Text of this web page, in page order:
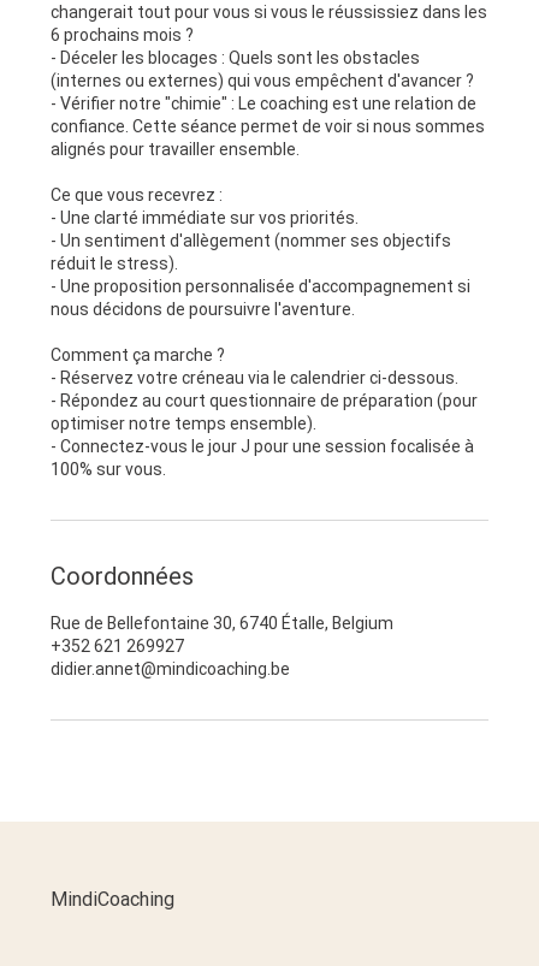
changerait tout pour vous si vous le réussissiez dans les
6 prochains mois ?
- Déceler les blocages : Quels sont les obstacles
(internes ou externes) qui vous empêchent d'avancer ?
- Vérifier notre "chimie" : Le coaching est une relation de
confiance. Cette séance permet de voir si nous sommes
alignés pour travailler ensemble.
Ce que vous recevrez :
- Une clarté immédiate sur vos priorités.
- Un sentiment d'allègement (nommer ses objectifs
réduit le stress).
- Une proposition personnalisée d'accompagnement si
nous décidons de poursuivre l'aventure.
Comment ça marche ?
- Réservez votre créneau via le calendrier ci-dessous.
- Répondez au court questionnaire de préparation (pour
optimiser notre temps ensemble).
- Connectez-vous le jour J pour une session focalisée à
100% sur vous.
Coordonnées
Rue de Bellefontaine 30, 6740 Étalle, Belgium
+352 621 269927
didier.annet@mindicoaching.be
MindiCoaching